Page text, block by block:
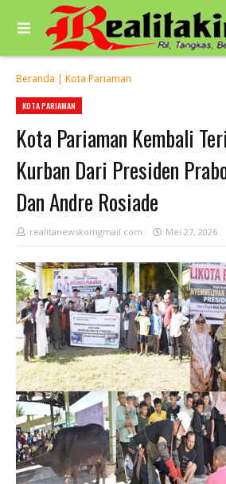
Beranda | Kota Pariaman
KOTA PARIAMAN
Kota Pariaman Kembali
Kurban Dari Presiden
Dan Andre Rosiade
realitanewskomgmail.com Mei 27, 2026